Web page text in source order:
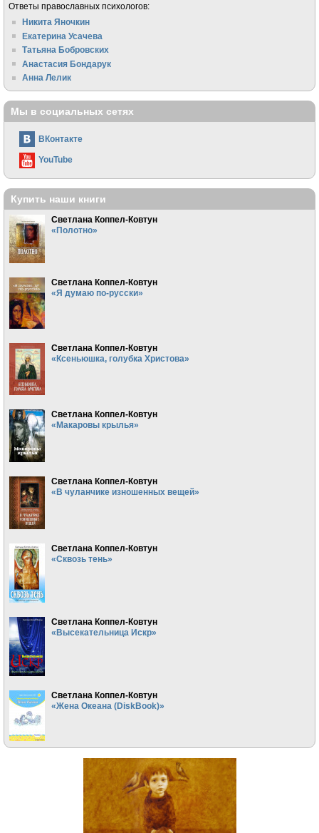
Ответы православных психологов:
Никита Яночкин
Екатерина Усачева
Татьяна Бобровских
Анастасия Бондарук
Анна Лелик
Мы в социальных сетях
ВКонтакте
YouTube
Купить наши книги
Светлана Коппел-Ковтун
«Полотно»
Светлана Коппел-Ковтун
«Я думаю по-русски»
Светлана Коппел-Ковтун
«Ксеньюшка, голубка Христова»
Светлана Коппел-Ковтун
«Макаровы крылья»
Светлана Коппел-Ковтун
«В чуланчике изношенных вещей»
Светлана Коппел-Ковтун
«Сквозь тень»
Светлана Коппел-Ковтун
«Высекательница Искр»
Светлана Коппел-Ковтун
«Жена Океана (DiskBook)»